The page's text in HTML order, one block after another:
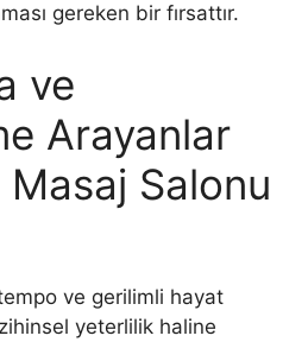
gereken bir fırsattır.
ve
Arayanlar
Salonu
ve gerilimli hayat
yeterlilik haline